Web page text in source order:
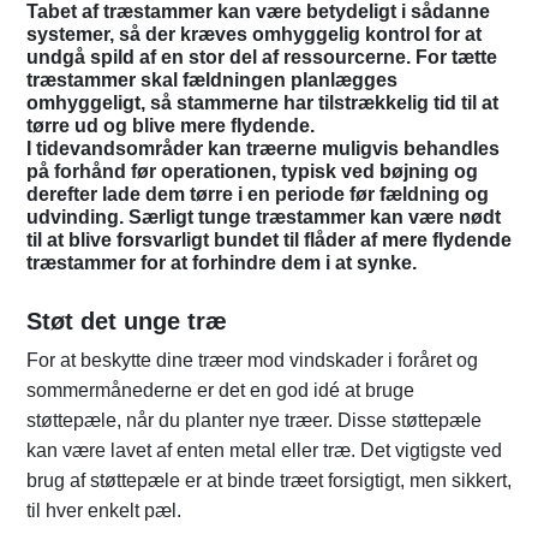
Tabet af træstammer kan være betydeligt i sådanne
systemer, så der kræves omhyggelig kontrol for at
undgå spild af en stor del af ressourcerne. For tætte
træstammer skal fældningen planlægges
omhyggeligt, så stammerne har tilstrækkelig tid til at
tørre ud og blive mere flydende.
I tidevandsområder kan træerne muligvis behandles
på forhånd før operationen, typisk ved bøjning og
derefter lade dem tørre i en periode før fældning og
udvinding. Særligt tunge træstammer kan være nødt
til at blive forsvarligt bundet til flåder af mere flydende
træstammer for at forhindre dem i at synke.
Støt det unge træ
For at beskytte dine træer mod vindskader i foråret og
sommermånederne er det en god idé at bruge
støttepæle, når du planter nye træer. Disse støttepæle
kan være lavet af enten metal eller træ. Det vigtigste ved
brug af støttepæle er at binde træet forsigtigt, men sikkert,
til hver enkelt pæl.